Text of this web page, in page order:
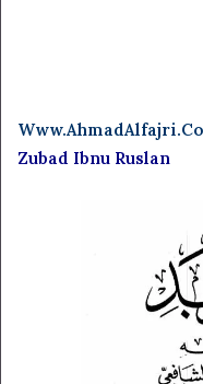
Zubad Ibnu Ruslan